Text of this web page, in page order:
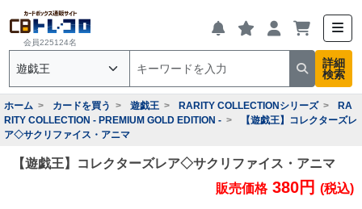
会員225124名
詳細
検索
ホーム カードを買う 遊戯王 RARITY COLLECTIONシリーズ
RA
RITY COLLECTION - PREMIUM GOLD EDITION -
【遊戯王】コレクターズレ
ア◇サクリファイス・アニマ
【遊戯王】コレクターズレア◇サクリファイス・アニマ
販売価格 380円 (税込)